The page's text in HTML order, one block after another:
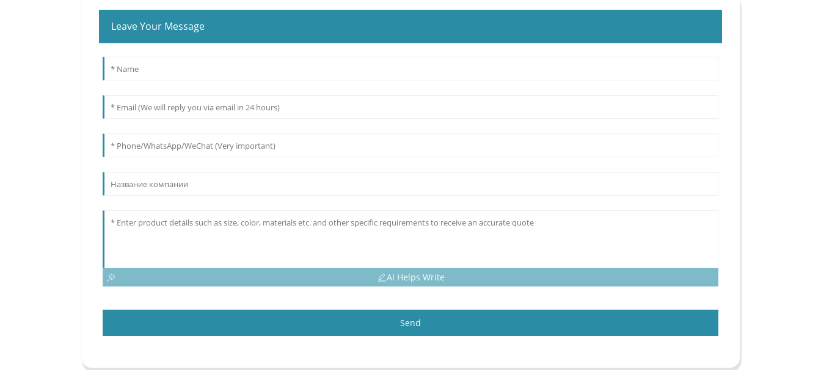
Leave Your Message
AI Helps Write
Send